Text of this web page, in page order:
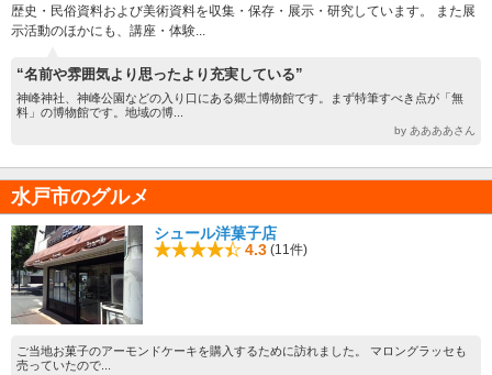
歴史・民俗資料および美術資料を収集・保存・展示・研究しています。 また展
示活動のほかにも、講座・体験...
“名前や雰囲気より思ったより充実している”
神峰神社、神峰公園などの入り口にある郷土博物館です。まず特筆すべき点が「無
料」の博物館です。地域の博...
by ああああさん
水戸市のグルメ
シュール洋菓子店
4.3 (11件)
ご当地お菓子のアーモンドケーキを購入するために訪れました。 マロングラッセも
売っていたので...